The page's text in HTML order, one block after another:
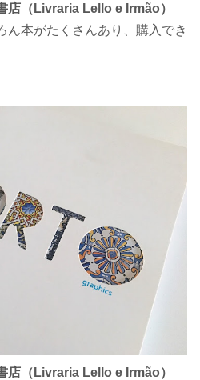
店（Livraria Lello e Irmão）
ん本がたくさんあり、購入でき
店（Livraria Lello e Irmão）